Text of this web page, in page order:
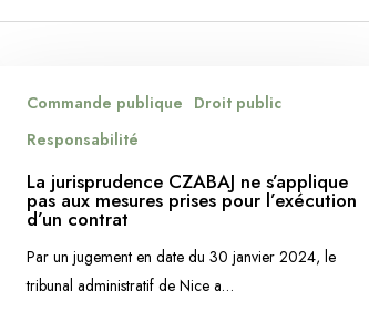
jurisprudence
CZABAJ
s’applique
mesures
Commande publique Droit public
Responsabilité
La jurisprudence CZABAJ ne s’applique
pas aux mesures prises pour l’exécution
d’un contrat
Par un jugement en date du 30 janvier 2024, le
tribunal administratif de Nice a…